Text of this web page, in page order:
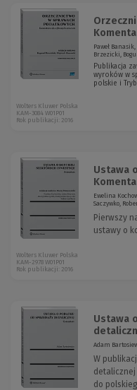
Paweł
Brzezicki,
Publikacja
wyroków w
polskie i
Wolters Kluwer Polska
KAM-3084 W01P01
Rok publikacji: 2016
Ustawa
Ewelina
Saczywko,
Pierwszy
ustawy o
Wolters Kluwer Polska
KAM-2978 W01P01
Rok publikacji: 2016
Ustawa
Adam
W
do